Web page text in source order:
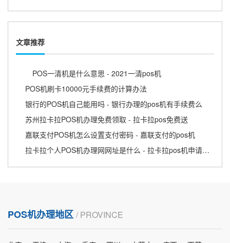
文章推荐
POS一清机是什么意思 - 2021一清pos机
POS机刷卡10000元手续费的计算办法
银行的POS机自己能用吗 - 银行办理的pos机有手续费么
苏州拉卡拉POS机办理免费领取 - 拉卡拉pos免费送
嘉联支付POS机怎么设置支付密码 - 嘉联支付的pos机
拉卡拉个人POS机办理网网址是什么 - 拉卡拉pos机申请流程
POS机办理地区 / PROVINCE